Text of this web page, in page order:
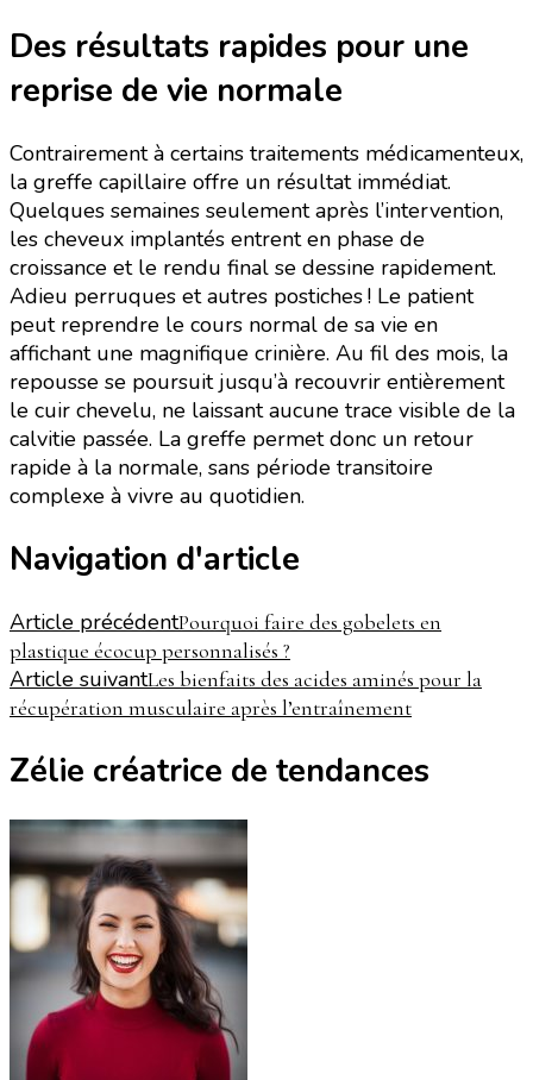
Des résultats rapides pour une
reprise de vie normale
Contrairement à certains traitements médicamenteux,
la greffe capillaire offre un résultat immédiat.
Quelques semaines seulement après l’intervention,
les cheveux implantés entrent en phase de
croissance et le rendu final se dessine rapidement.
Adieu perruques et autres postiches ! Le patient
peut reprendre le cours normal de sa vie en
affichant une magnifique crinière. Au fil des mois, la
repousse se poursuit jusqu’à recouvrir entièrement
le cuir chevelu, ne laissant aucune trace visible de la
calvitie passée. La greffe permet donc un retour
rapide à la normale, sans période transitoire
complexe à vivre au quotidien.
Navigation d'article
Article précédentPourquoi faire des gobelets en
plastique écocup personnalisés ?
Article suivantLes bienfaits des acides aminés pour la
récupération musculaire après l’entraînement
Zélie créatrice de tendances